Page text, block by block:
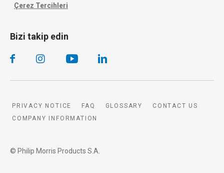
Çerez Tercihleri
Bizi takip edin
PRIVACY NOTICE FAQ GLOSSARY
CONTACT US
COMPANY INFORMATION
© Philip Morris Products S.A.